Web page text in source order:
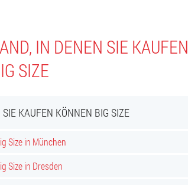
IN DENEN SIE KAUFEN
SIZE
KAUFEN KÖNNEN BIG SIZE
Size in München
Size in Dresden